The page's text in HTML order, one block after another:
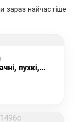
зараз найчастіше
пухкі,